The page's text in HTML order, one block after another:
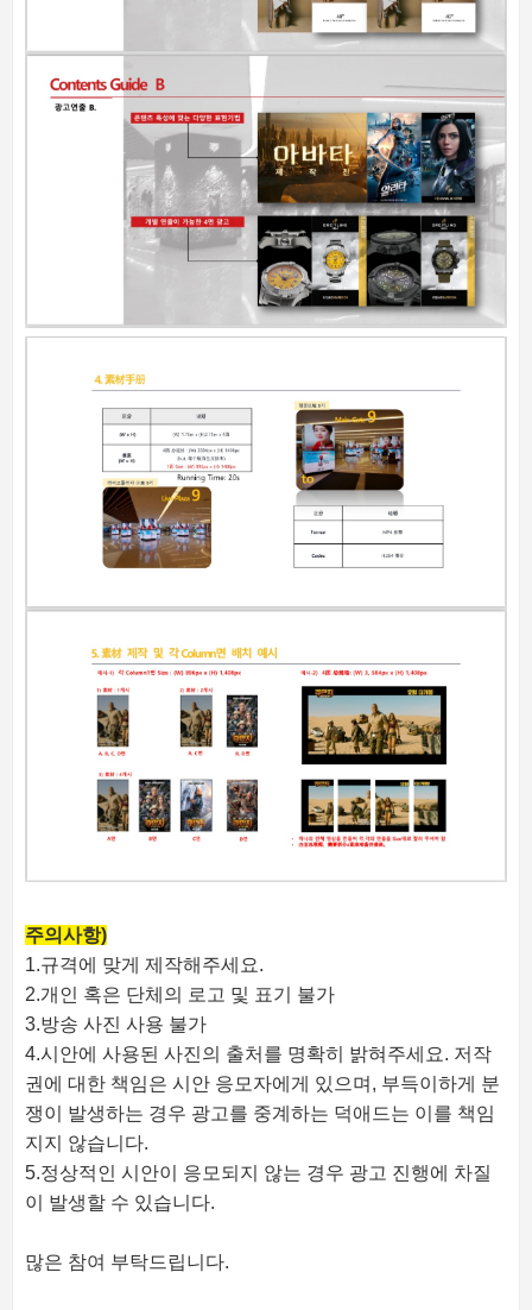
주의사항)
1.규격에 맞게 제작해주세요.
2.개인 혹은 단체의 로고 및 표기 불가
3.방송 사진 사용 불가
4.시안에 사용된 사진의 출처를 명확히 밝혀주세요. 저작
권에 대한 책임은 시안 응모자에게 있으며, 부득이하게 분
쟁이 발생하는 경우 광고를 중계하는 덕애드는 이를 책임
지지 않습니다.
5.정상적인 시안이 응모되지 않는 경우 광고 진행에 차질
이 발생할 수 있습니다.
많은 참여 부탁드립니다.